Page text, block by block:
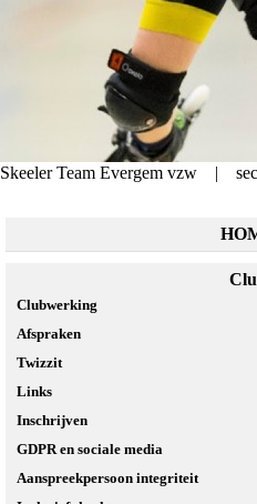
Skeeler Team Evergem vzw |
Clubwerking
Afspraken
Twizzit
Links
Inschrijven
GDPR en sociale media
Aanspreekpersoon integriteit